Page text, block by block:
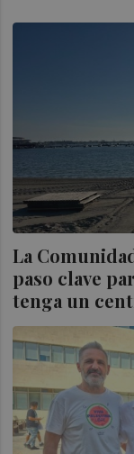
La
paso clave
tenga un